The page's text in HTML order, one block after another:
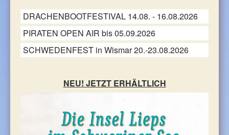
REGION
Denkmäler (Bau & Boden)
Unsere Kirchen
Schlösser und Parkanlagen
Schwerin - Landeshauptstadt
DRACHENBOOTFESTIVAL 14.08. - 16.08.2026
PIRATEN OPEN AIR bis 05.09.2026
SCHWEDENFEST in Wismar 20.-23.08.2026
NEU! JETZT ERHÄLTLICH